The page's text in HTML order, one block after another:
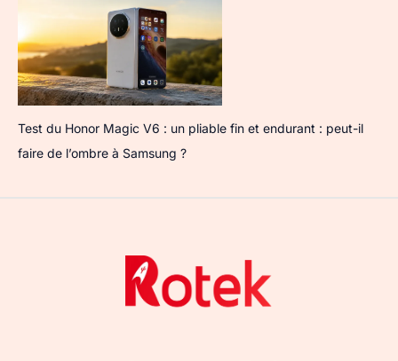
Test du Honor Magic V6 : un pliable fin et endurant : peut-il
faire de l’ombre à Samsung ?